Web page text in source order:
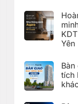
đặt
Giàn
phơi
thông
minh
Aqara
Aqara
Home
bình
luận
ở
Hoàn
thiện
bàn
thống
nhà
thông
minh
Yên
bình
luận
ở
Hoàn
tích